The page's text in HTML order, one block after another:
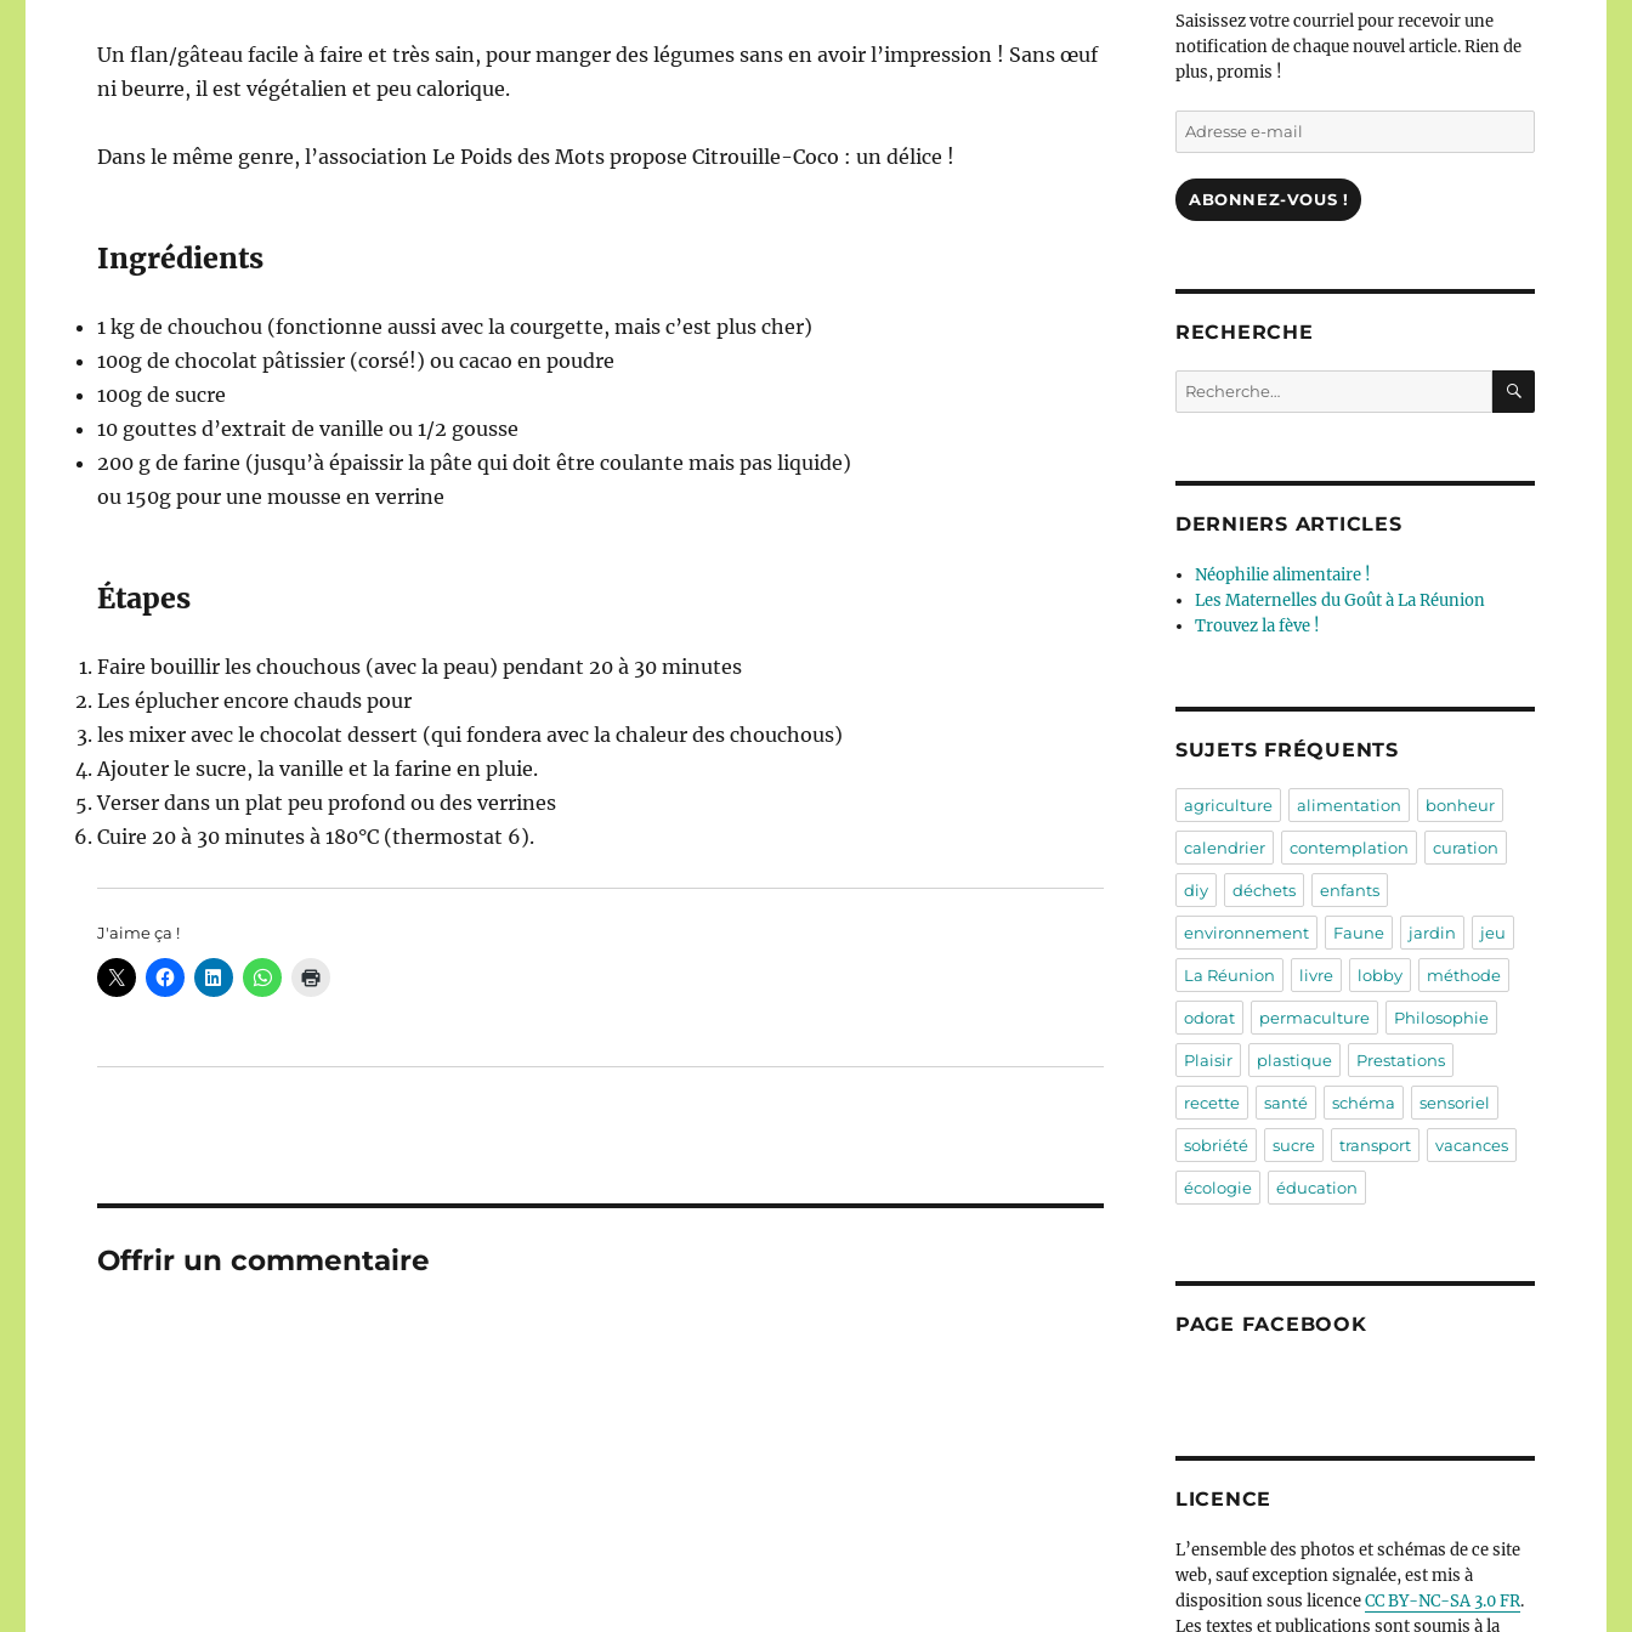
Un flan/gâteau facile à faire et très sain, pour manger des légumes sans en avoir l’impression ! Sans œuf
ni beurre, il est végétalien et peu calorique.
Dans le même genre, l’association Le Poids des Mots propose Citrouille-Coco : un délice !
Ingrédients
1 kg de chouchou (fonctionne aussi avec la courgette, mais c’est plus cher)
100g de chocolat pâtissier (corsé!) ou cacao en poudre
100g de sucre
10 gouttes d’extrait de vanille ou 1/2 gousse
200 g de farine (jusqu’à épaissir la pâte qui doit être coulante mais pas liquide)
ou 150g pour une mousse en verrine
Étapes
Faire bouillir les chouchous (avec la peau) pendant 20 à 30 minutes
Les éplucher encore chauds pour
les mixer avec le chocolat dessert (qui fondera avec la chaleur des chouchous)
Ajouter le sucre, la vanille et la farine en pluie.
Verser dans un plat peu profond ou des verrines
Cuire 20 à 30 minutes à 180°C (thermostat 6).
J'aime ça !
Offrir un commentaire
Saisissez votre courriel pour recevoir une
notification de chaque nouvel article. Rien de
plus, promis !
Adresse
e-
ABONNEZ-VOUS !
RECHERCHE
Recherche
pour :
DERNIERS ARTICLES
Néophilie alimentaire !
Les Maternelles du Goût à La Réunion
Trouvez la fève !
SUJETS FRÉQUENTS
agriculture alimentation bonheur
calendrier contemplation curation
diy déchets enfants
environnement Faune jardin jeu
La Réunion livre lobby méthode
odorat permaculture Philosophie
Plaisir plastique Prestations
recette santé schéma sensoriel
sobriété sucre transport vacances
écologie éducation
PAGE FACEBOOK
LICENCE
L’ensemble des photos et schémas de ce site
web, sauf exception signalée, est mis à
disposition sous licenceCC BY-NC-SA 3.0 FR.
Les textes et publications sont soumis à la